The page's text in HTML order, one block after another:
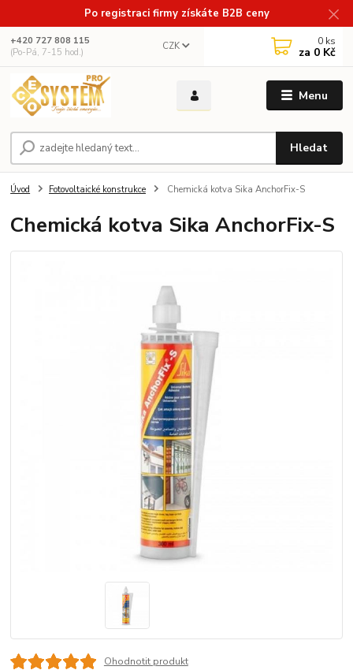
Po registraci firmy získáte B2B ceny
Menu
CZK
Hledat
+420 727 808 115
(Po-Pá, 7-15 hod.)
0 ks
za 0 Kč
Úvod Fotovoltaické konstrukce Chemická kotva Sika AnchorFix-S
Chemická kotva Sika AnchorFix-S
Ohodnotit produkt